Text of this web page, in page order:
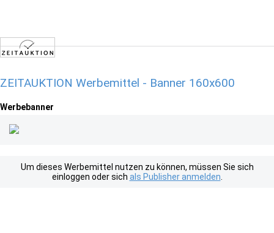
ZEITAUKTION Werbemittel - Banner 160x600
Werbebanner
Um dieses Werbemittel nutzen zu können, müssen Sie sich
einloggen oder sich als Publisher anmelden